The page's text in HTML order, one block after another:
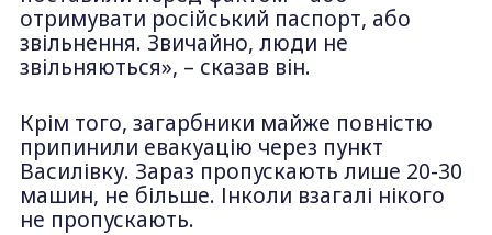
отримувати російський паспорт, або
звільнення. Звичайно, люди не
звільняються», – сказав він.
Крім того, загарбники майже повністю
припинили евакуацію через пункт
Василівку. Зараз пропускають лише 20-30
машин, не більше. Інколи взагалі нікого
не пропускають.